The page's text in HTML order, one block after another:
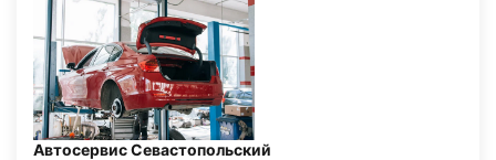
Автосервис Севастопольский